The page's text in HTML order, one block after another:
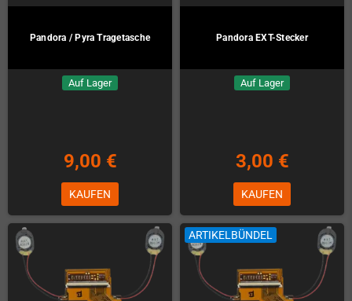
Pandora / Pyra Tragetasche
Auf Lager
9,00 €
KAUFEN
Pandora EXT-Stecker
Auf Lager
3,00 €
KAUFEN
ARTIKELBÜNDEL